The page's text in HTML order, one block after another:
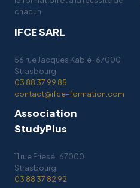
chacun.
IFCE SARL
56 rue Jacques Kablé · 67000
Strasbourg
03 88 37 99 85
contact@ifce-formation.com
Association
StudyPlus
11 rue Friesé · 67000
Strasbourg
03 88 37 82 92